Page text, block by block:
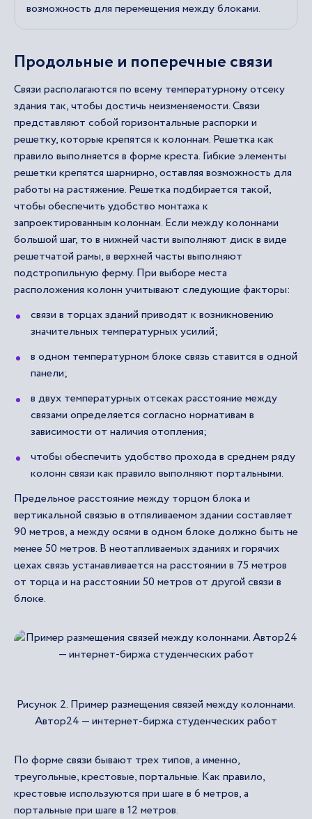
возможность для перемещения между блоками.
Продольные и поперечные связи
Связи располагаются по всему температурному отсеку
здания так, чтобы достичь неизменяемости. Связи
представляют собой горизонтальные распорки и
решетку, которые крепятся к колоннам. Решетка как
правило выполняется в форме креста. Гибкие элементы
решетки крепятся шарнирно, оставляя возможность для
работы на растяжение. Решетка подбирается такой,
чтобы обеспечить удобство монтажа к
запроектированным колоннам. Если между колоннами
большой шаг, то в нижней части выполняют диск в виде
решетчатой рамы, в верхней часты выполняют
подстропильную ферму. При выборе места
расположения колонн учитывают следующие факторы:
связи в торцах зданий приводят к возникновению
значительных температурных усилий;
в одном температурном блоке связь ставится в одной
панели;
в двух температурных отсеках расстояние между
связами определяется согласно нормативам в
зависимости от наличия отопления;
чтобы обеспечить удобство прохода в среднем ряду
колонн связи как правило выполняют портальными.
Предельное расстояние между торцом блока и
вертикальной связью в отпяливаемом здании составляет
90 метров, а между осями в одном блоке должно быть не
менее 50 метров. В неотапливаемых зданиях и горячих
цехах связь устанавливается на расстоянии в 75 метров
от торца и на расстоянии 50 метров от другой связи в
блоке.
Рисунок 2. Пример размещения связей между колоннами.
Автор24 — интернет-биржа студенческих работ
По форме связи бывают трех типов, а именно,
треугольные, крестовые, портальные. Как правило,
крестовые используются при шаге в 6 метров, а
портальные при шаге в 12 метров.